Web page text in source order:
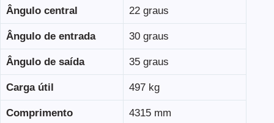
Ângulo central 22 graus
Ângulo de entrada 30 graus
Ângulo de saída 35 graus
Carga útil 497 kg
Comprimento 4315 mm